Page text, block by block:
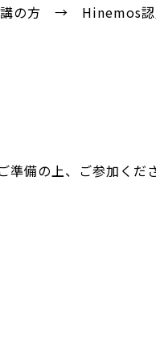
講の方 → Hinemos
備の上、ご参加くだ